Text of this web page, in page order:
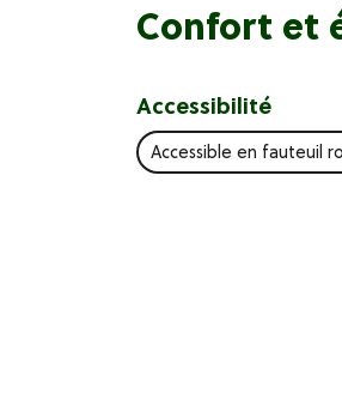
Confort et
Accessibilité
Accessible en fauteuil